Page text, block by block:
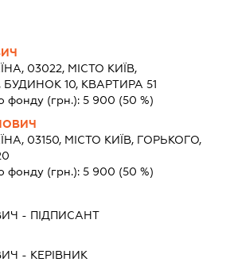
03022, МІСТО КИЇВ,
10, КВАРТИРА 51
фонду (грн.): 5 900 (50 %)
03150, МІСТО КИЇВ, ГОРЬКОГО,
фонду (грн.): 5 900 (50 %)
- ПІДПИСАНТ
- КЕРІВНИК